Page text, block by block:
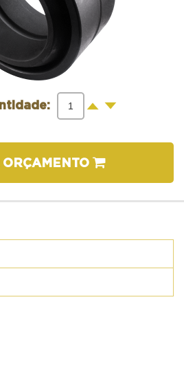
+ -
ORÇAMENTO